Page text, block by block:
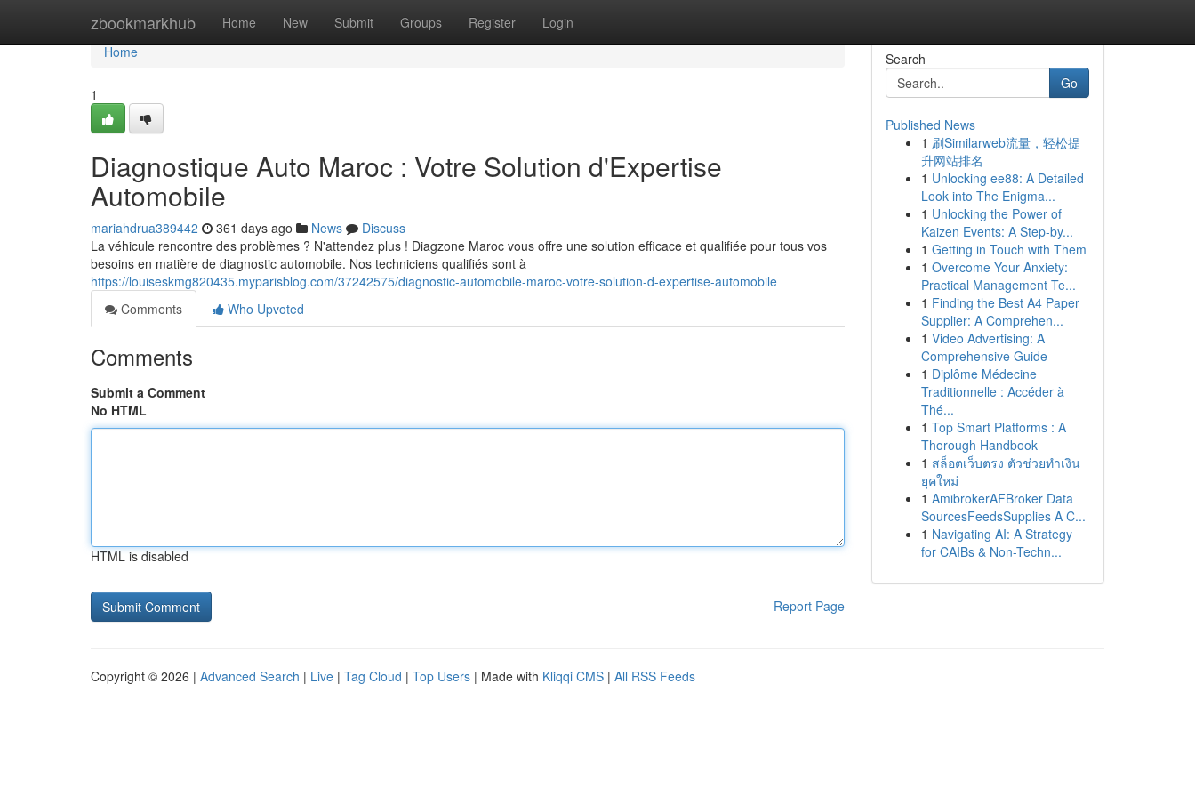
zbookmarkhub Home New Submit Groups Register Login
Home
Home
1
Diagnostique Auto Maroc : Votre Solution d'Expertise
Automobile
mariahdrua389442 361 days ago News
Discuss
La véhicule rencontre des problèmes ? N'attendez plus ! Diagzone Maroc vous offre une solution efficace et qualifiée pour tous vos
besoins en matière de diagnostic automobile. Nos techniciens qualifiés sont à
https://louiseskmg820435.myparisblog.com/37242575/diagnostic-automobile-maroc-votre-solution-d-expertise-automobile
Comments
Who Upvoted
Comments
Submit a Comment
No HTML
HTML is disabled
Report Page
Search
Go
Published News
1 刷Similarweb流量，轻松提
升网站排名
1 Unlocking ee88: A Detailed
Look into The Enigma...
1 Unlocking the Power of
Kaizen Events: A Step-by...
1 Getting in Touch with Them
1 Overcome Your Anxiety:
Practical Management Te...
1 Finding the Best A4 Paper
Supplier: A Comprehen...
1 Video Advertising: A
Comprehensive Guide
1 Diplôme Médecine
Traditionnelle : Accéder à
Thé...
1 Top Smart Platforms : A
Thorough Handbook
1 สล็อตเว็บตรง ตัวช่วยทำเงิน
ยุคใหม่
1 AmibrokerAFBroker Data
SourcesFeedsSupplies A C...
1 Navigating AI: A Strategy
for CAIBs & Non-Techn...
Copyright © 2026 | Advanced Search | Live | Tag Cloud | Top Users | Made with Kliqqi CMS | All RSS Feeds